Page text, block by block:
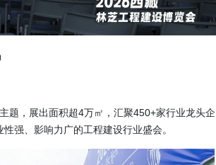
题，展出面积超4万㎡，汇聚450+家行业龙头企
强、影响力广的工程建设行业盛会。